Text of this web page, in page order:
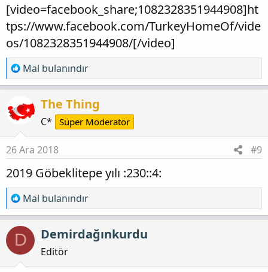
[video=facebook_share;1082328351944908]ht
tps://www.facebook.com/TurkeyHomeOf/vide
os/1082328351944908/[/video]
T
e
p
k
i
l
e
r
:
Mal bulanındır
The Thing
C* Süper Moderatör
26 Ara 2018 #9
2019 Göbeklitepe yılı :230::4:
T
e
p
k
l
Mal bulanındır
D Demirdağınkurdu
Editör